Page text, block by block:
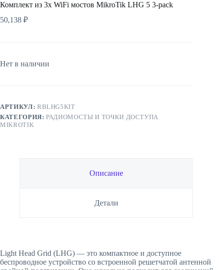
Комплект из 3х WiFi мостов MikroTik LHG 5 3-pack
50,138 ₽
Нет в наличии
АРТИКУЛ: RBLHG5KIT
КАТЕГОРИЯ:РАДИОМОСТЫ И ТОЧКИ ДОСТУПА
MIKROTIK
Описание
Детали
Light Head Grid (LHG) — это компактное и доступное
беспроводное устройство со встроенной решетчатой антенной